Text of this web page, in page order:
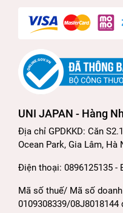
UNI JAPAN - Hàng
Địa chỉ GPDKKD: Căn
Ocean Park, Gia Lâm, Hà
Điện thoại: 0896125135 -
Mã số thuế/ Mã số
0109308339/08J8018144